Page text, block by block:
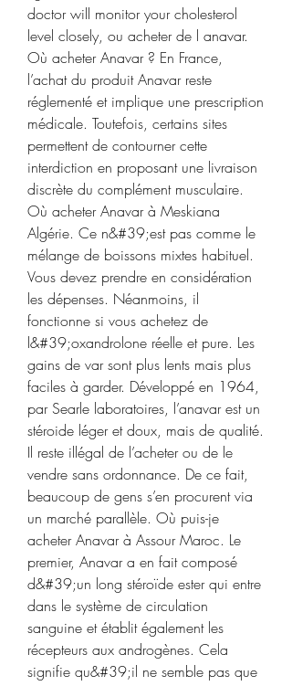
doctor will monitor your cholesterol
level closely, ou acheter de l anavar.
Où acheter Anavar ? En France,
l’achat du produit Anavar reste
réglementé et implique une prescription
médicale. Toutefois, certains sites
permettent de contourner cette
interdiction en proposant une livraison
discrète du complément musculaire.
Où acheter Anavar à Meskiana
Algérie. Ce n&#39;est pas comme le
mélange de boissons mixtes habituel.
Vous devez prendre en considération
les dépenses. Néanmoins, il
fonctionne si vous achetez de
l&#39;oxandrolone réelle et pure. Les
gains de var sont plus lents mais plus
faciles à garder. Développé en 1964,
par Searle laboratoires, l’anavar est un
stéroide léger et doux, mais de qualité.
Il reste illégal de l’acheter ou de le
vendre sans ordonnance. De ce fait,
beaucoup de gens s’en procurent via
un marché parallèle. Où puis-je
acheter Anavar à Assour Maroc. Le
premier, Anavar a en fait composé
d&#39;un long stéroïde ester qui entre
dans le système de circulation
sanguine et établit également les
récepteurs aux androgènes. Cela
signifie qu&#39;il ne semble pas que